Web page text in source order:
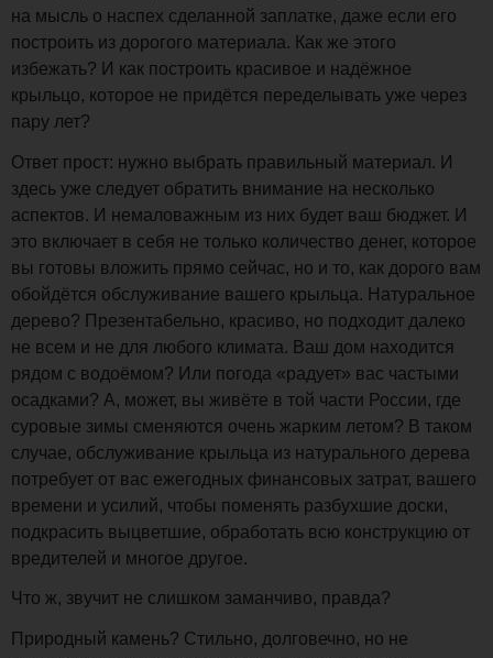
на мысль о наспех сделанной заплатке, даже если его
построить из дорогого материала. Как же этого
избежать? И как построить красивое и надёжное
крыльцо, которое не придётся переделывать уже через
пару лет?
Ответ прост: нужно выбрать правильный материал. И
здесь уже следует обратить внимание на несколько
аспектов. И немаловажным из них будет ваш бюджет. И
это включает в себя не только количество денег, которое
вы готовы вложить прямо сейчас, но и то, как дорого вам
обойдётся обслуживание вашего крыльца. Натуральное
дерево? Презентабельно, красиво, но подходит далеко
не всем и не для любого климата. Ваш дом находится
рядом с водоёмом? Или погода «радует» вас частыми
осадками? А, может, вы живёте в той части России, где
суровые зимы сменяются очень жарким летом? В таком
случае, обслуживание крыльца из натурального дерева
потребует от вас ежегодных финансовых затрат, вашего
времени и усилий, чтобы поменять разбухшие доски,
подкрасить выцветшие, обработать всю конструкцию от
вредителей и многое другое.
Что ж, звучит не слишком заманчиво, правда?
Природный камень? Стильно, долговечно, но не